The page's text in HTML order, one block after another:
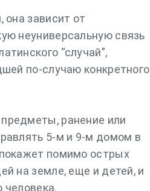
она зависит от
неуниверсальную связь
“случай”,
по-случаю конкретного
ранение или
5-м и 9-м домом в
помимо острых
на земле, еще и детей, и
человека.